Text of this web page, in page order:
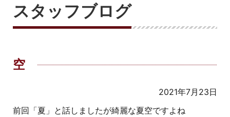
スタッフブログ
空
2021年7月23日
前回「夏」と話しましたが綺麗な夏空ですよね